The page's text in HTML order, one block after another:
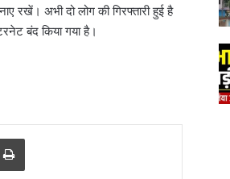
रखें। अभी दो लोग की गिरफ्तारी हुई है
बंद किया गया है।
Email Print